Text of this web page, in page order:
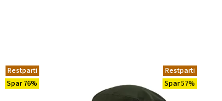
Restparti
Spar 76%
Restparti
Spar 57%